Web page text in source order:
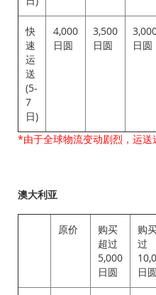
快
速
运
送
(5-
7
日)
4,000
日圆
3,500
日圆
日圆
*由于全球物流变动剧烈，运送
澳大利亚
原价
购买
超过
5,000
日圆
购
过
日圆